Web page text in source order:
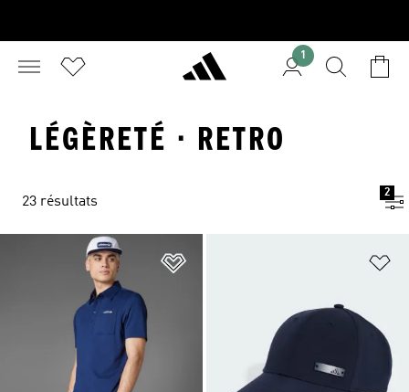
1
LÉGÈRETÉ · RETRO
23 résultats
2
Ajouter à la Liste de produits